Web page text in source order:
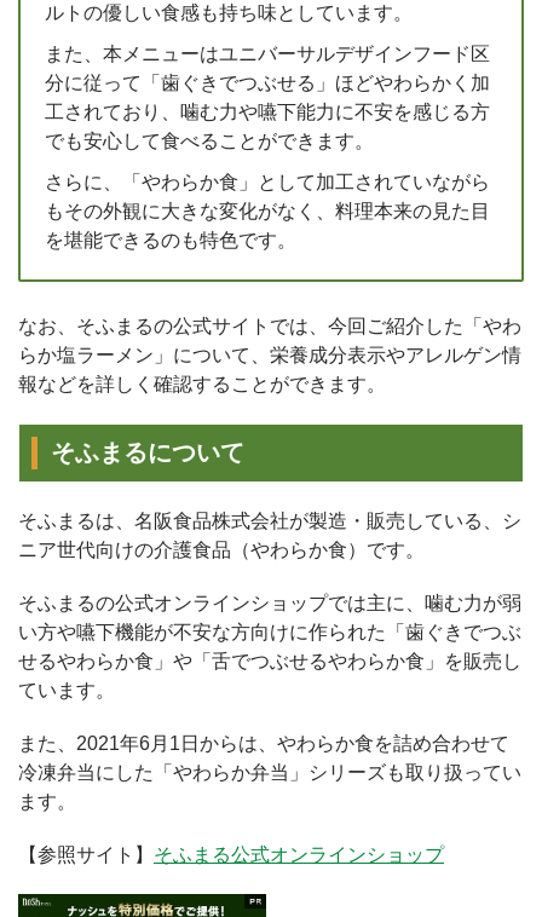
ルトの優しい食感も持ち味としています。
また、本メニューはユニバーサルデザインフード区
分に従って「歯ぐきでつぶせる」ほどやわらかく加
工されており、噛む力や嚥下能力に不安を感じる方
でも安心して食べることができます。
さらに、「やわらか食」として加工されていながら
もその外観に大きな変化がなく、料理本来の見た目
を堪能できるのも特色です。
なお、そふまるの公式サイトでは、今回ご紹介した「やわ
らか塩ラーメン」について、栄養成分表示やアレルゲン情
報などを詳しく確認することができます。
そふまるについて
そふまるは、名阪食品株式会社が製造・販売している、シ
ニア世代向けの介護食品（やわらか食）です。
そふまるの公式オンラインショップでは主に、噛む力が弱
い方や嚥下機能が不安な方向けに作られた「歯ぐきでつぶ
せるやわらか食」や「舌でつぶせるやわらか食」を販売し
ています。
また、2021年6月1日からは、やわらか食を詰め合わせて
冷凍弁当にした「やわらか弁当」シリーズも取り扱ってい
ます。
【参照サイト】 そふまる公式オンラインショップ